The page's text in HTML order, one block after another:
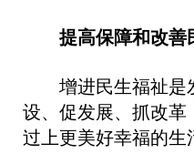
提高保障和改善
增进民生福祉是
设、促发展、抓改革
过上更美好幸福的